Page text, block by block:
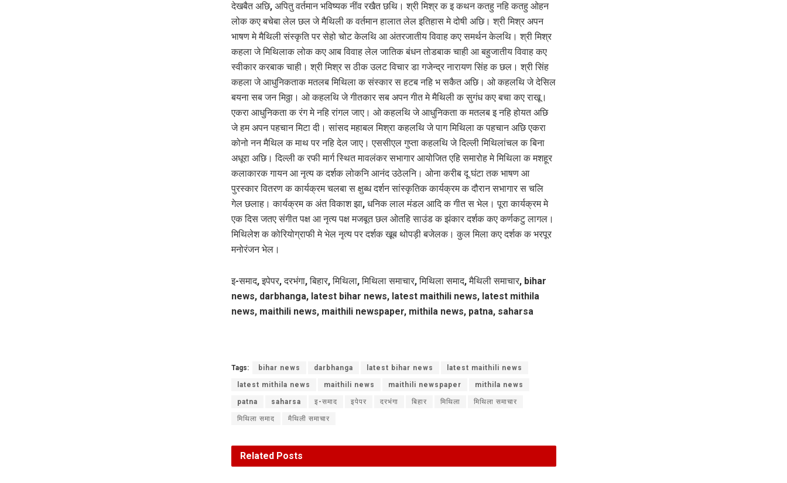
देखबैत अछि, अपितु वर्तमान भविष्यक नींव रखैत छथि। श्री मिश्र क इ कथन कतहु नहि कतहु ओहन
लोक कए बचेबा लेल छल जे मैथिली क वर्तमान हालात लेल इतिहास मे दोषी अछि। श्री मिश्र अपन
भाषण मे मैथिली संस्कृति पर सेहो चोट केलथि आ अंतरजातीय विवाह कए समर्थन केलथि। श्री मिश्र
कहला जे मिथिलाक लोक कए आब विवाह लेल जातिक बंधन तोडबाक चाही आ बहुजातीय विवाह कए
स्वीकार करबाक चाही। श्री मिश्र स ठीक उलट विचार डा गजेन्द्र नारायण सिंह क छल। श्री सिंह
कहला जे आधुनिकताक मतलब मिथिला क संस्कार स हटब नहि भ सकैत अछि। ओ कहलथि जे देसिल
बयना सब जन मिठ्ठा। ओ कहलथि जे गीतकार सब अपन गीत मे मैथिली क सुगंध कए बचा कए राखू।
एकरा आधुनिकता क रंग मे नहि रांगल जाए। ओ कहलथि जे आधुनिकता क मतलब इ नहि होयत अछि
जे हम अपन पहचान मिटा दी। सांसद महाबल मिश्रा कहलथि जे पाग मिथिला क पहचान अछि एकरा
कोनो नन मैथिल क माथ पर नहि देल जाए। एससीएल गुप्ता कहलथि जे दिल्ली मिथिलांचल क बिना
अधूरा अछि। दिल्ली क रफी मार्ग स्थित मावलंकर सभागार आयोजित एहि समारोह मे मिथिला क मशहूर
कलाकारक गायन आ नृत्य क दर्शक लोकनि आनंद उठेलनि। ओना करीब दू घंटा तक भाषण आ
पुरस्कार वितरण क कार्यक्रम चलबा स क्षुब्ध दर्शन सांस्कृतिक कार्यक्रम क दौरान सभागार स चलि
गेल छलाह। कार्यक्रम क अंत विकाश झा, धनिक लाल मंडल आदि क गीत स भेल। पूरा कार्यक्रम मे
एक दिस जतए संगीत पक्ष आ नृत्य पक्ष मजबूत छल ओतहि साउंड क झंकार दर्शक कए कर्णकटु लागल।
मिथिलेश क कोरियोग्राफी मे भेल नृत्य पर दर्शक खूब थोपड़ी बजेलक। कुल मिला कए दर्शक क भरपूर
मनोरंजन भेल।
इ-समाद, इपेपर, दरभंगा, बिहार, मिथिला, मिथिला समाचार, मिथिला समाद, मैथिली समाचार, bihar
news, darbhanga, latest bihar news, latest maithili news, latest mithila
news, maithili news, maithili newspaper, mithila news, patna, saharsa
Tags: bihar news darbhanga latest bihar news latest maithili news
latest mithila news maithili news maithili newspaper mithila news
patna saharsa इ-समाद इपेपर दरभंगा बिहार मिथिला मिथिला समाचार
मिथिला समाद मैथिली समाचार
Related Posts